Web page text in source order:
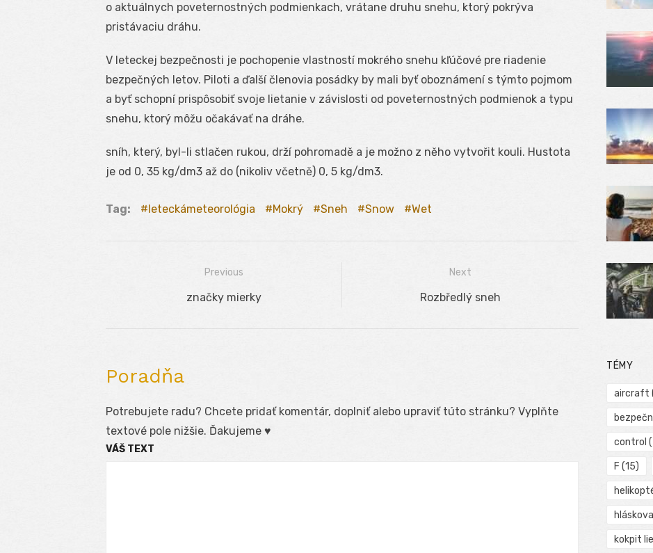
o aktuálnych poveternostných podmienkach, vrátane druhu snehu, ktorý pokrýva
pristávaciu dráhu.
V leteckej bezpečnosti je pochopenie vlastností mokrého snehu kľúčové pre riadenie
bezpečných letov. Piloti a ďalší členovia posádky by mali byť oboznámení s týmto pojmom
a byť schopní prispôsobiť svoje lietanie v závislosti od poveternostných podmienok a typu
snehu, ktorý môžu očakávať na dráhe.
sníh, který, byl-li stlačen rukou, drží pohromadě a je možno z něho vytvořit kouli. Hustota
je od 0, 35 kg/dm3 až do (nikoliv včetně) 0, 5 kg/dm3.
Tag: leteckámeteorológia Mokrý Sneh Snow Wet
Previous
Previous
značky mierky
Next
Next
Rozbředlý sneh
Poradňa
Potrebujete radu? Chcete pridať komentár, doplniť alebo upraviť túto stránku? Vyplňte
textové pole nižšie. Ďakujeme ♥
VÁŠ TEXT
TÉMY
aircraft
control
F (15)
kokpit